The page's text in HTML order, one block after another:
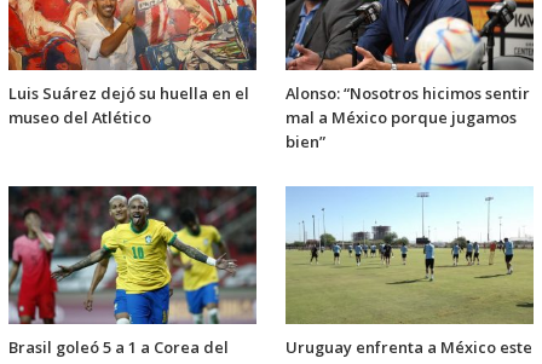
Luis Suárez dejó su huella en el
museo del Atlético
Alonso: “Nosotros hicimos sentir
mal a México porque jugamos
bien”
Brasil goleó 5 a 1 a Corea del
Uruguay enfrenta a México este